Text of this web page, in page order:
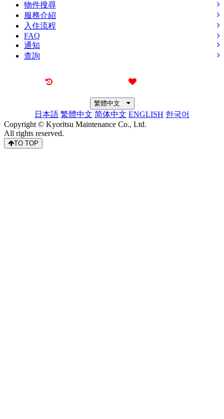
物件搜尋
服務介紹
入住流程
FAQ
通知
查詢
繁體中文
日本語 繁體中文 简体中文 ENGLISH 한국어
Copyright © Kyoritsu Maintenance Co., Ltd.
All rights reserved.
TO TOP